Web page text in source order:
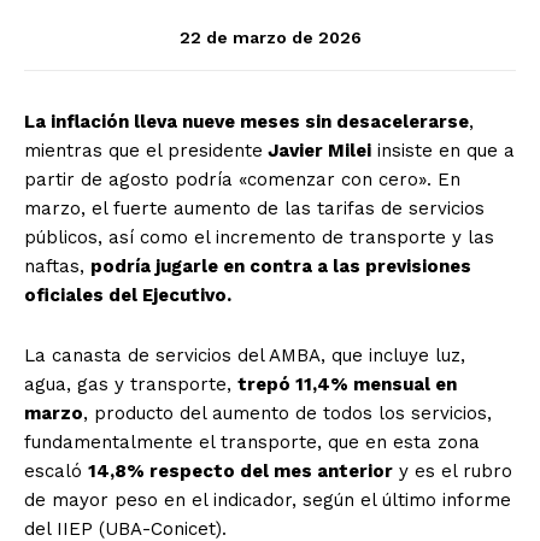
22 de marzo de 2026
La inflación lleva nueve meses sin desacelerarse,
mientras que el presidente Javier Milei insiste en que a
partir de agosto podría «comenzar con cero». En
marzo, el fuerte aumento de las tarifas de servicios
públicos, así como el incremento de transporte y las
naftas, podría jugarle en contra a las previsiones
oficiales del Ejecutivo.
La canasta de servicios del AMBA, que incluye luz,
agua, gas y transporte, trepó 11,4% mensual en
marzo, producto del aumento de todos los servicios,
fundamentalmente el transporte, que en esta zona
escaló 14,8% respecto del mes anterior y es el rubro
de mayor peso en el indicador, según el último informe
del IIEP (UBA-Conicet).